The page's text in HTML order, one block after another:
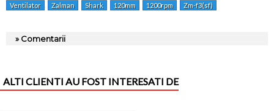
Ventilator Zalman Shark 120mm 1200rpm Zm-f3(sf)
» Comentarii
ALTI CLIENTI AU FOST INTERESATI DE